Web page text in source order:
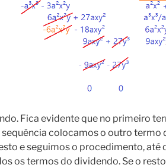
Fica evidente que no primeiro
sequência colocamos o outro termo
e seguimos o procedimento, até
os termos do dividendo. Se o